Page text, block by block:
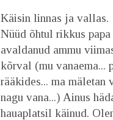
Käisin linnas ja vallas.
Nüüd õhtul rikkus
avaldanud ammu
kõrval (mu vanaema...
rääkides... ma mäletan
nagu vana...) Ainus
hauaplatsil käinud.